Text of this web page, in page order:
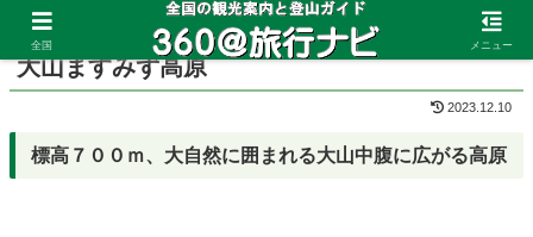
ホーム 鳥取県 大山
大山ますみず高原
2023.12.10
標高７００ｍ、大自然に囲まれる大山中腹に広がる高原
全国 メニュー